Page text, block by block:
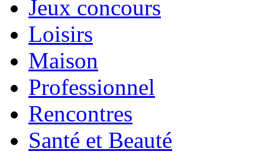
Jeux concours
Loisirs
Maison
Professionnel
Rencontres
Santé et Beauté